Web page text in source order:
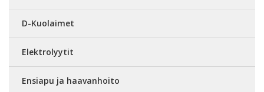
D-Kuolaimet
Elektrolyytit
Ensiapu ja haavanhoito